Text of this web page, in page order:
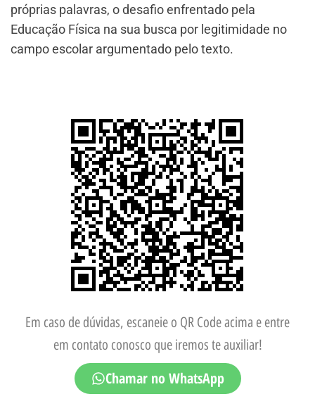
próprias palavras, o desafio enfrentado pela
Educação Física na sua busca por legitimidade no
campo escolar argumentado pelo texto.
Em caso de dúvidas, escaneie o QR Code acima e entre
em contato conosco que iremos te auxiliar!
Chamar no WhatsApp